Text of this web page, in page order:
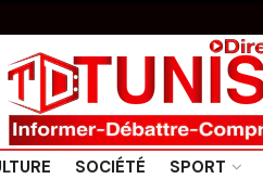
SOCIÉTÉ SPORT